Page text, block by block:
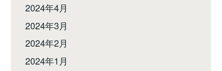
2024年4月
2024年3月
2024年2月
2024年1月